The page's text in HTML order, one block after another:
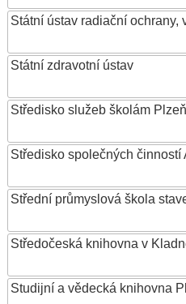
Státní ústav radiační ochrany,
Státní zdravotní ústav
Středisko služeb školám Plzeň
Středisko společných činností
Střední průmyslová škola
Středočeská knihovna v
Studijní a vědecká knihovna